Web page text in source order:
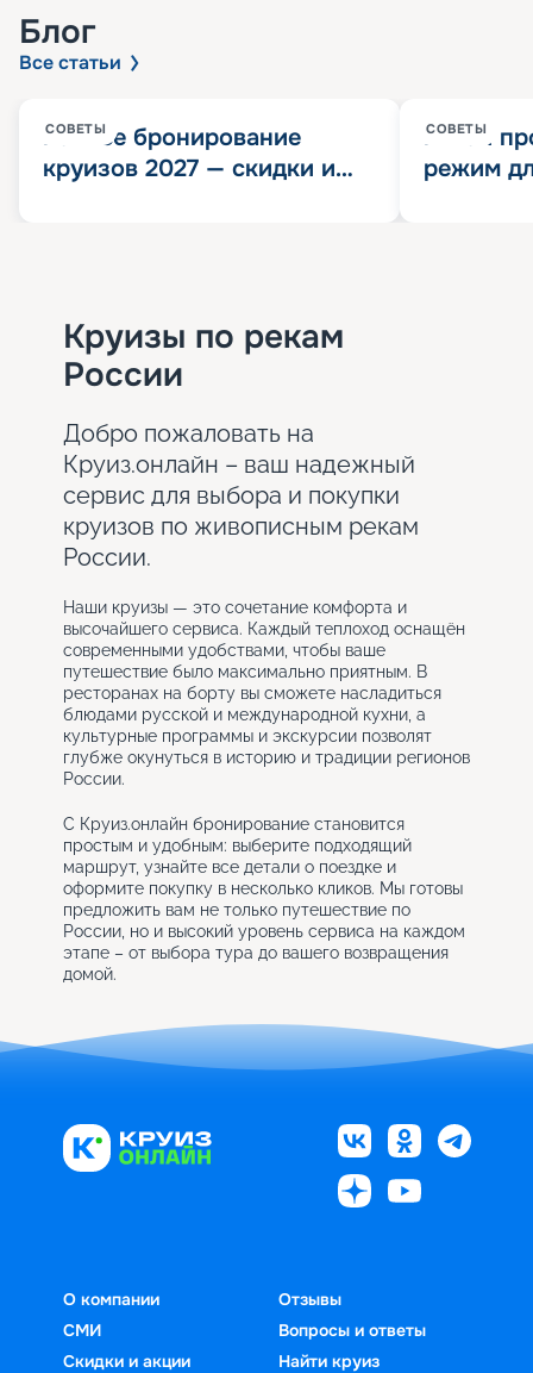
Блог
Все статьи
СОВЕТЫ
Раннее бронирование
круизов 2027 — скидки и
СОВЕТЫ
Китай
режим
Круизы по рекам
России
Добро пожаловать на
Круиз.онлайн – ваш надежный
сервис для выбора и покупки
круизов по живописным рекам
России.
Наши круизы — это сочетание комфорта и
высочайшего сервиса. Каждый теплоход оснащён
современными удобствами, чтобы ваше
путешествие было максимально приятным. В
ресторанах на борту вы сможете насладиться
блюдами русской и международной кухни, а
культурные программы и экскурсии позволят
глубже окунуться в историю и традиции регионов
России.
С Круиз.онлайн бронирование становится
простым и удобным: выберите подходящий
маршрут, узнайте все детали о поездке и
оформите покупку в несколько кликов. Мы готовы
предложить вам не только путешествие по
России, но и высокий уровень сервиса на каждом
этапе – от выбора тура до вашего возвращения
домой.
О компании
СМИ
Скидки и акции
Отзывы
Вопросы и ответы
Найти круиз